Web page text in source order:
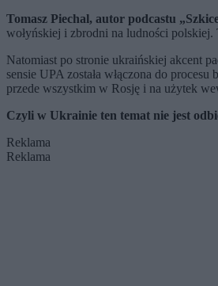
Tomasz Piechal, autor podcastu
wołyńskiej i zbrodni na ludności
Natomiast po stronie ukraińskiej akcent
sensie UPA została włączona do
przede wszystkim w Rosję i na użytek
Czyli w Ukrainie ten temat nie jest
Reklama
Reklama